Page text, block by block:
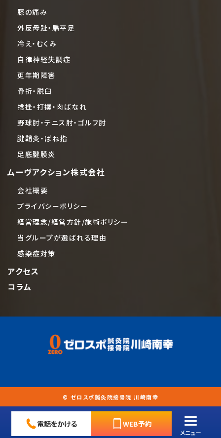
膝の痛み
外反母趾・扁平足
冷え・むくみ
自律神経失調症
更年期障害
骨折・脱臼
捻挫・打撲・肉ばなれ
野球肘・テニス肘・ゴルフ肘
腱鞘炎・ばね指
足底腱膜炎
ムーヴアクション株式会社
会社概要
プライバシーポリシー
経営理念/経営方針/施術ポリシー
当グループが選ばれる理由
感染症対策
アクセス
コラム
© ゼロスポ鍼灸院接骨院 川崎南幸
電話をかける WEB予約
メニュー